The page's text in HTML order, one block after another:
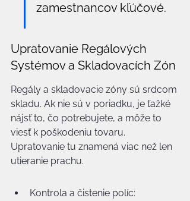
zamestnancov kľúčové.
Upratovanie Regálových
Systémov a Skladovacích Zón
Regály a skladovacie zóny sú srdcom
skladu. Ak nie sú v poriadku, je ťažké
nájsť to, čo potrebujete, a môže to
viesť k poškodeniu tovaru.
Upratovanie tu znamená viac než len
utieranie prachu.
Kontrola a čistenie políc: